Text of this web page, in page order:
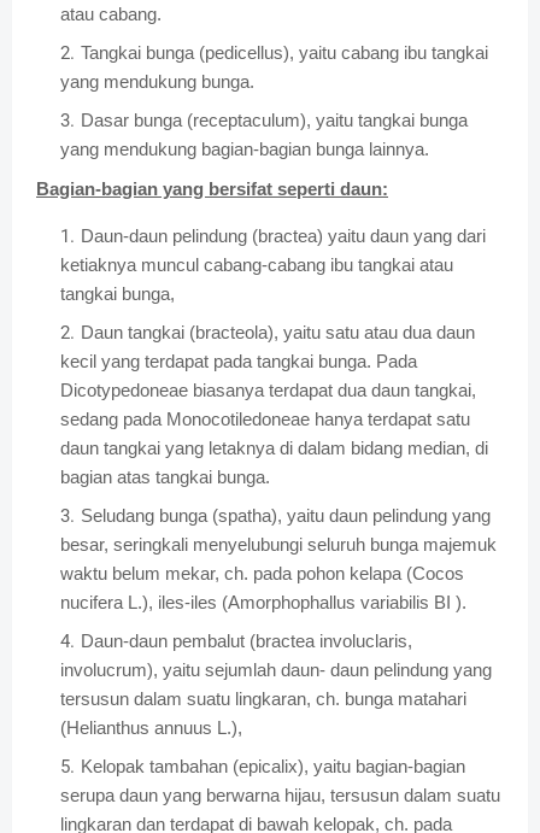
atau cabang.
Tangkai bunga (pedicellus), yaitu cabang ibu tangkai
yang mendukung bunga.
Dasar bunga (receptaculum), yaitu tangkai bunga
yang mendukung bagian-bagian bunga lainnya.
Bagian-bagian yang bersifat seperti daun:
Daun-daun pelindung (bractea) yaitu daun yang dari
ketiaknya muncul cabang-cabang ibu tangkai atau
tangkai bunga,
Daun tangkai (bracteola), yaitu satu atau dua daun
kecil yang terdapat pada tangkai bunga. Pada
Dicotypedoneae biasanya terdapat dua daun tangkai,
sedang pada Monocotiledoneae hanya terdapat satu
daun tangkai yang letaknya di dalam bidang median, di
bagian atas tangkai bunga.
Seludang bunga (spatha), yaitu daun pelindung yang
besar, seringkali menyelubungi seluruh bunga majemuk
waktu belum mekar, ch. pada pohon kelapa (Cocos
nucifera L.), iles-iles (Amorphophallus variabilis BI ).
Daun-daun pembalut (bractea involuclaris,
involucrum), yaitu sejumlah daun- daun pelindung yang
tersusun dalam suatu lingkaran, ch. bunga matahari
(Helianthus annuus L.),
Kelopak tambahan (epicalix), yaitu bagian-bagian
serupa daun yang berwarna hijau, tersusun dalam suatu
lingkaran dan terdapat di bawah kelopak, ch. pada